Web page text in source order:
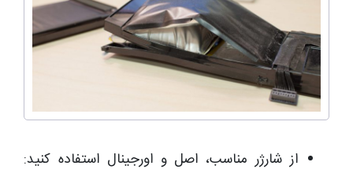
از شارژر مناسب، اصل و اورجینال استفاده کنید: